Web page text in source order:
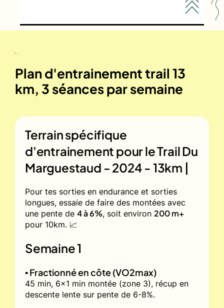
Plan d'entrainement trail 13
km, 3 séances par semaine
Terrain spécifique
d'entrainement pour leTrail Du
Marguestaud - 2024 - 13km |
Pour tes sorties en endurance et sorties
longues, essaie de faire des montées avec
une pente de 4 à 6%, soit environ 200 m+
pour 10km. 📈
Semaine 1
▪️ Fractionné en côte (VO2max)
45 min, 6x1 min montée (zone 3), récup en
descente lente sur pente de 6-8%.